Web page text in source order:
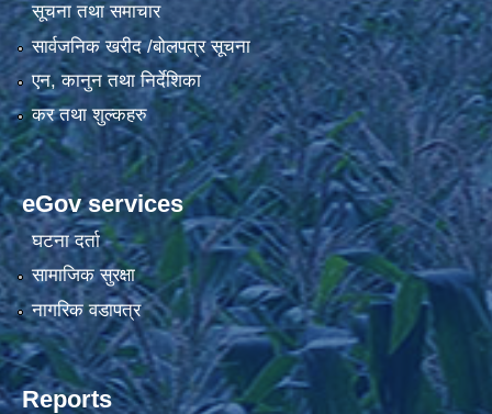
सूचना तथा समाचार
सार्वजनिक खरीद /बोलपत्र सूचना
एन, कानुन तथा निर्देशिका
कर तथा शुल्कहरु
eGov services
घटना दर्ता
सामाजिक सुरक्षा
नागरिक वडापत्र
Reports